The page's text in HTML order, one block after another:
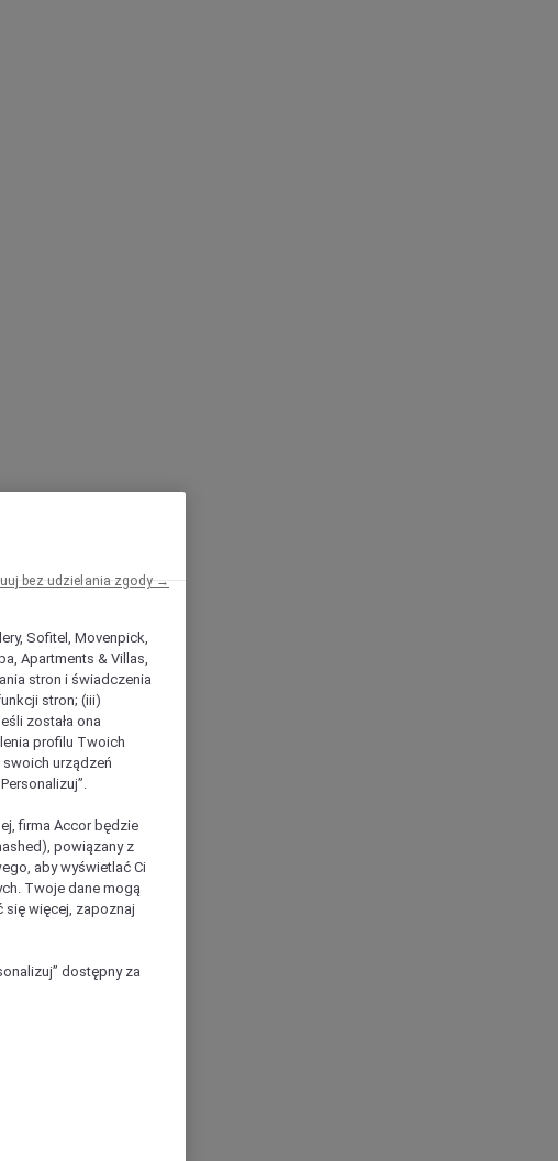
Sofitel, Movenpick,
Apartments & Villas,
stron i świadczenia
stron; (iii)
została ona
profilu Twoich
urządzeń
firma Accor będzie
powiązany z
aby wyświetlać Ci
Twoje dane mogą
się więcej, zapoznaj
dostępny za
bez udzielania zgody →